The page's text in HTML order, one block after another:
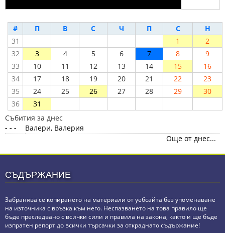
# П В С Ч П С
Н
31
1
2
32
3 4 5 6 7 8
9
33
10 11 12 13 14 15
16
34
17 18 19 20 21 22
23
35
24 25 26 27 28 29
30
36
31
Събития за днес
- - -
Валери, Валерия
Още от днес...
СЪДЪРЖАНИЕ
Забранява се копирането на материали от уебсайта без упоменаване
на източника с връзка към него. Неспазването на това правило ще
бъде преследвано с всички сили и правила на закона, както и ще бъде
изпратен репорт до всички търсачки за откраднато съдържание!